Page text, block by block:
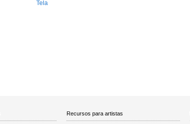
Tela
Recursos para artistas